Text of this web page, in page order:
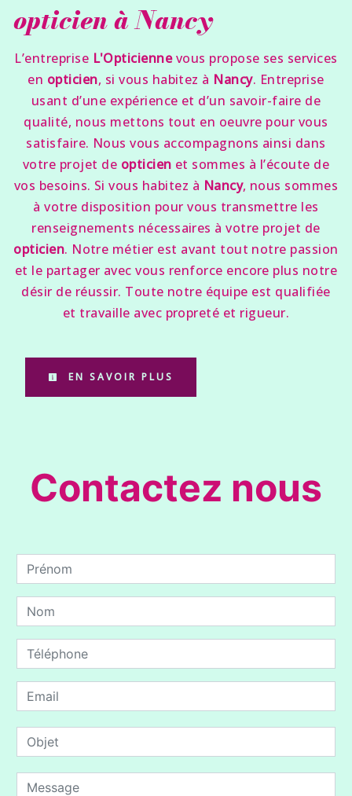
opticien à Nancy
L’entreprise L'Opticiennevous propose ses services
en opticien, si vous habitez à Nancy. Entreprise
usant d’une expérience et d’un savoir-faire de
qualité, nous mettons tout en oeuvre pour vous
satisfaire. Nous vous accompagnons ainsi dans
votre projet de opticien et sommes à l’écoute de
vos besoins. Si vous habitez à Nancy, nous sommes
à votre disposition pour vous transmettre les
renseignements nécessaires à votre projet de
opticien. Notre métier est avant tout notre passion
et le partager avec vous renforce encore plus notre
désir de réussir. Toute notre équipe est qualifiée
et travaille avec propreté et rigueur.
EN SAVOIR PLUS
Contactez nous